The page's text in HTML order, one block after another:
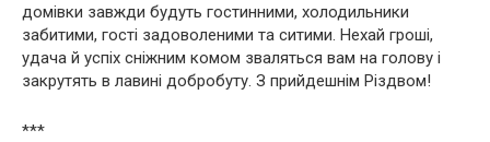
домівки завжди будуть гостинними, холодильники
забитими, гості задоволеними та ситими. Нехай гроші,
удача й успіх сніжним комом зваляться вам на голову і
закрутять в лавині добробуту. З прийдешнім Різдвом!
***